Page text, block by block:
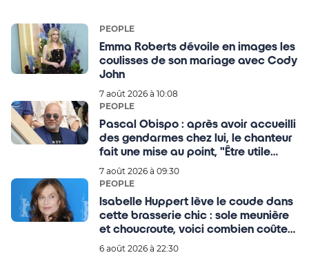
PEOPLE
Emma Roberts dévoile en images les
coulisses de son mariage avec Cody
John
7 août 2026 à 10:08
PEOPLE
Pascal Obispo : après avoir accueilli
des gendarmes chez lui, le chanteur
fait une mise au point, "Être utile
durant la catastrophe"
7 août 2026 à 09:30
PEOPLE
Isabelle Huppert lève le coude dans
cette brasserie chic : sole meunière
et choucroute, voici combien coûte
un dîner dans son QG
6 août 2026 à 22:30